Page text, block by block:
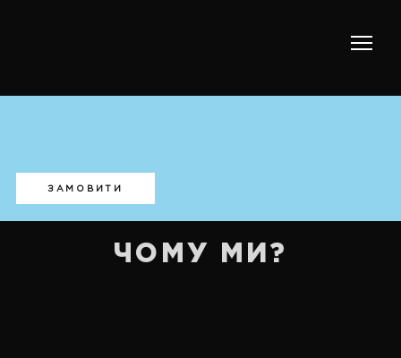
ЗАМОВИТИ
ЧОМУ МИ?